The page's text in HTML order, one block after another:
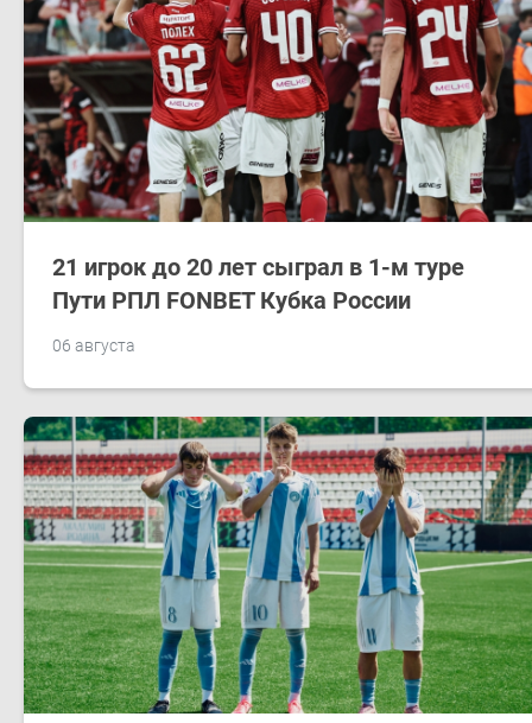
06 августа
21 игрок до 20 лет сыграл в 1-м туре
Пути РПЛ FONBET Кубка России